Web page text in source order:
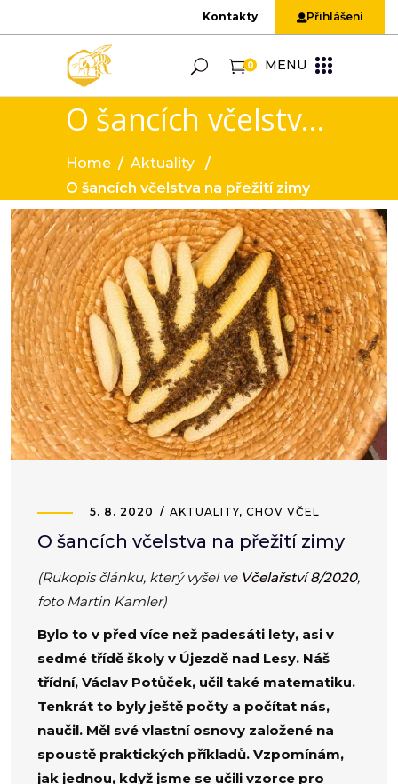
Kontakty Přihlášení
0 MENU
O šancích včelstva na přežití zimy
Home / Aktuality
/
O šancích včelstva na přežití zimy
5. 8. 2020 AKTUALITY,CHOV VČEL
O šancích včelstva na přežití zimy
(Rukopis článku, který vyšel ve Včelařství 8/2020,
foto Martin Kamler)
Bylo to v před více než padesáti lety, asi v
sedmé třídě školy v Újezdě nad Lesy. Náš
třídní, Václav Potůček, učil také matematiku.
Tenkrát to byly ještě počty a počítat nás,
naučil. Měl své vlastní osnovy založené na
spoustě praktických příkladů. Vzpomínám,
jak jednou, když jsme se učili vzorce pro